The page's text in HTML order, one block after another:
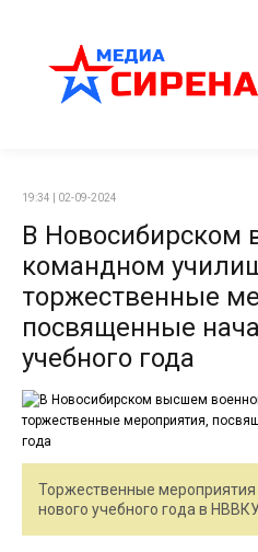
19:34 | 02-09-2024
В
командном
торжественные
посвященные
учебного года
Торжественные
нового учебного года в